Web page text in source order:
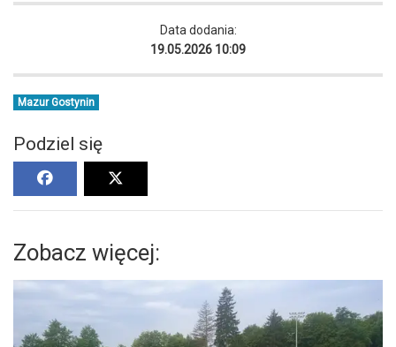
Data dodania:
19.05.2026 10:09
Mazur Gostynin
Podziel się
Zobacz więcej: